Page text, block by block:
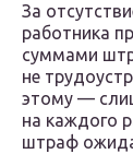
За
работника
суммами
не
этому —
на каждого
штраф